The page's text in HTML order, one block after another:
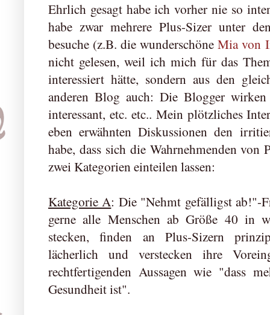
Ehrlich gesagt habe ich vorher nie so
habe zwar mehrere Plus-Sizer unter
besuche (z.B. die wunderschöneMia von
nicht gelesen, weil ich mich für das
interessiert hätte, sondern aus den
anderen Blog auch: Die Blogger
interessant, etc. etc.. Mein plötzliches
eben erwähnten Diskussionen den
habe, dass sich die Wahrnehmenden
zwei Kategorien einteilen lassen:
Kategorie A: Die "Nehmt gefälligst ab!"-
gerne alle Menschen ab Größe 40 in
stecken, finden an Plus-Sizern
lächerlich und verstecken ihre
rechtfertigenden Aussagen wie "dass
Gesundheit ist".